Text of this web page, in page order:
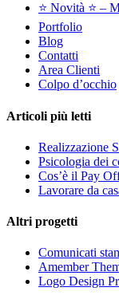
⭐️ Novità ⭐️ –
Portfolio
Blog
Contatti
Area Clienti
Colpo d’occhio
Articoli più letti
Realizzazione
Psicologia dei
Cos’è il Pay
Lavorare da
Altri progetti
Comunicati
Amember
Logo Design